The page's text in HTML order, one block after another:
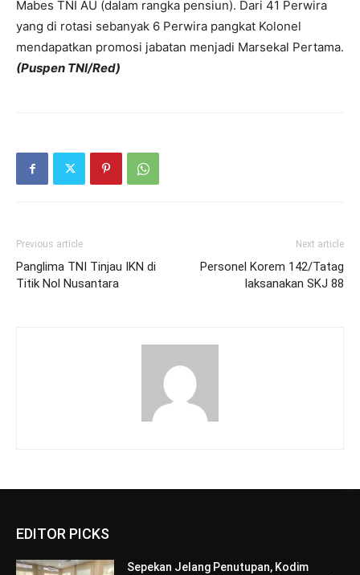
Mabes TNI AU (dalam rangka pensiun). Dari 41 Perwira
yang di rotasi sebanyak 6 Perwira pangkat Kolonel
mendapatkan promosi jabatan menjadi Marsekal Pertama.
(Puspen TNI/Red)
Previous article
Panglima TNI Tinjau IKN di
Titik Nol Nusantara
Next article
Personel Korem 142/Tatag
laksanakan SKJ 88
EDITOR PICKS
Sepekan Jelang Penutupan, Kodim